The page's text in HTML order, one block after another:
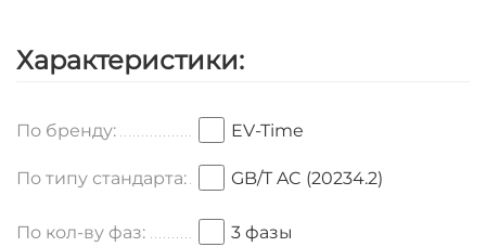
Характеристики:
По бренду: EV-Time
По типу стандарта: GB/T AC (20234.2)
По кол-ву фаз: 3 фазы